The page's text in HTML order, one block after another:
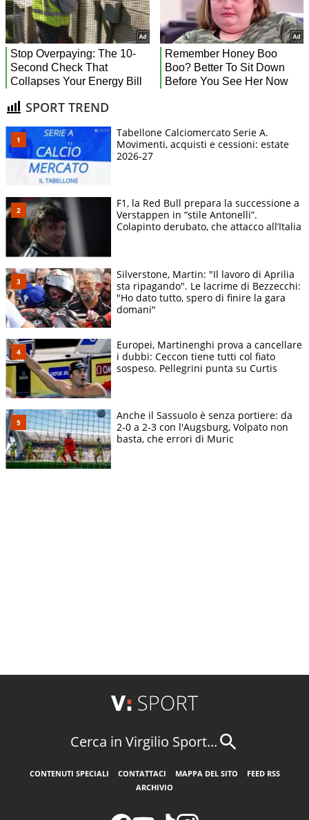
SPORT TREND
Tabellone Calciomercato Serie A.
Movimenti, acquisti e cessioni: estate
2026-27
F1, la Red Bull prepara la successione a
Verstappen in “stile Antonelli”.
Colapinto derubato, che attacco all’Italia
Silverstone, Martin: "Il lavoro di Aprilia
sta ripagando". Le lacrime di Bezzecchi:
"Ho dato tutto, spero di finire la gara
domani"
Europei, Martinenghi prova a cancellare
i dubbi: Ceccon tiene tutti col fiato
sospeso. Pellegrini punta su Curtis
Anche il Sassuolo è senza portiere: da
2-0 a 2-3 con l'Augsburg, Volpato non
basta, che errori di Muric
Cerca in Virgilio Sport...
CONTENUTI SPECIALI CONTATTACI MAPPA DEL SITO
FEED RSS
ARCHIVIO